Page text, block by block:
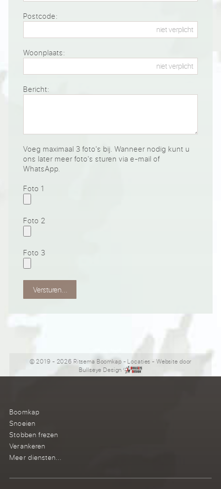
Postcode:
Woonplaats:
Bericht:
Voeg maximaal 3 foto's bij. Wanneer nodig kunt u
ons later meer foto's sturen via e-mail of
WhatsApp.
Foto 1
Foto 2
Foto 3
Versturen...
© 2019 - 2026 Ritsema Boomkap -Locaties - Website door
Bullseye Design
Boomkap
Snoeien
Stobben frezen
Verankeren
Meer diensten...